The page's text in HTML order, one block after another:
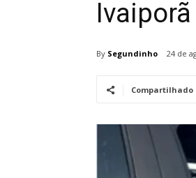
By Segundinho 24 de
Compartilhado